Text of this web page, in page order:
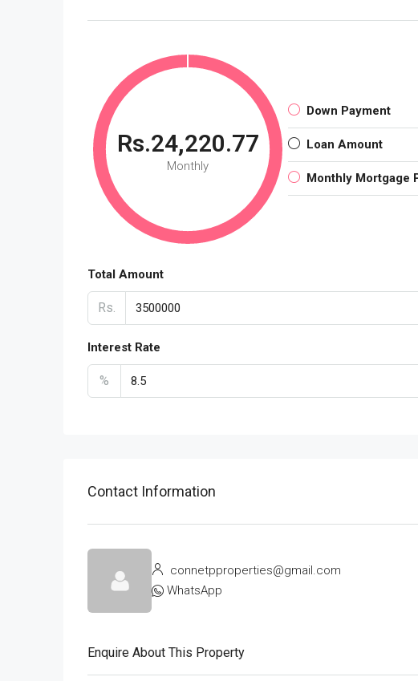
Rs.24,220.77
Monthly
Down Payment
Loan Amount
Monthly Mortgage
Total Amount
Rs.
Interest Rate
%
Contact Information
connetpproperties@gmail.com
WhatsApp
Enquire About This Property